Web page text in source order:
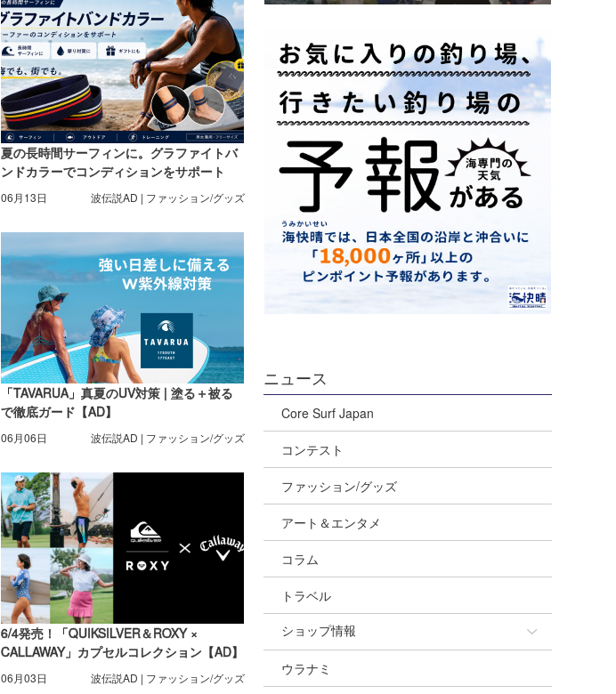
夏の長時間サーフィンに。グラファイトバ
ンドカラーでコンディションをサポート
【AD】
06月13日 波伝説AD | ファッション/グッズ
「TAVARUA」真夏のUV対策 | 塗る＋被る
で徹底ガード【AD】
06月06日 波伝説AD | ファッション/グッズ
6/4発売！「QUIKSILVER＆ROXY ×
CALLAWAY」カプセルコレクション【AD】
06月03日 波伝説AD | ファッション/グッズ
ニュース
Core Surf Japan
コンテスト
ファッション/グッズ
アート＆エンタメ
コラム
トラベル
ショップ情報
ショップ情報
ウラナミ